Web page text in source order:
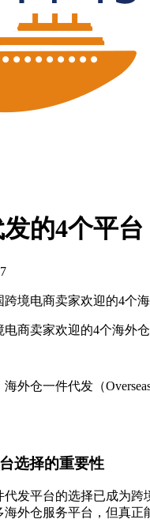
的4个平台
跨境电商卖家欢迎的4个
商卖家欢迎的4个海外
外仓一件代发（
选择的重要性
发平台的选择已成为
外仓服务平台，但真